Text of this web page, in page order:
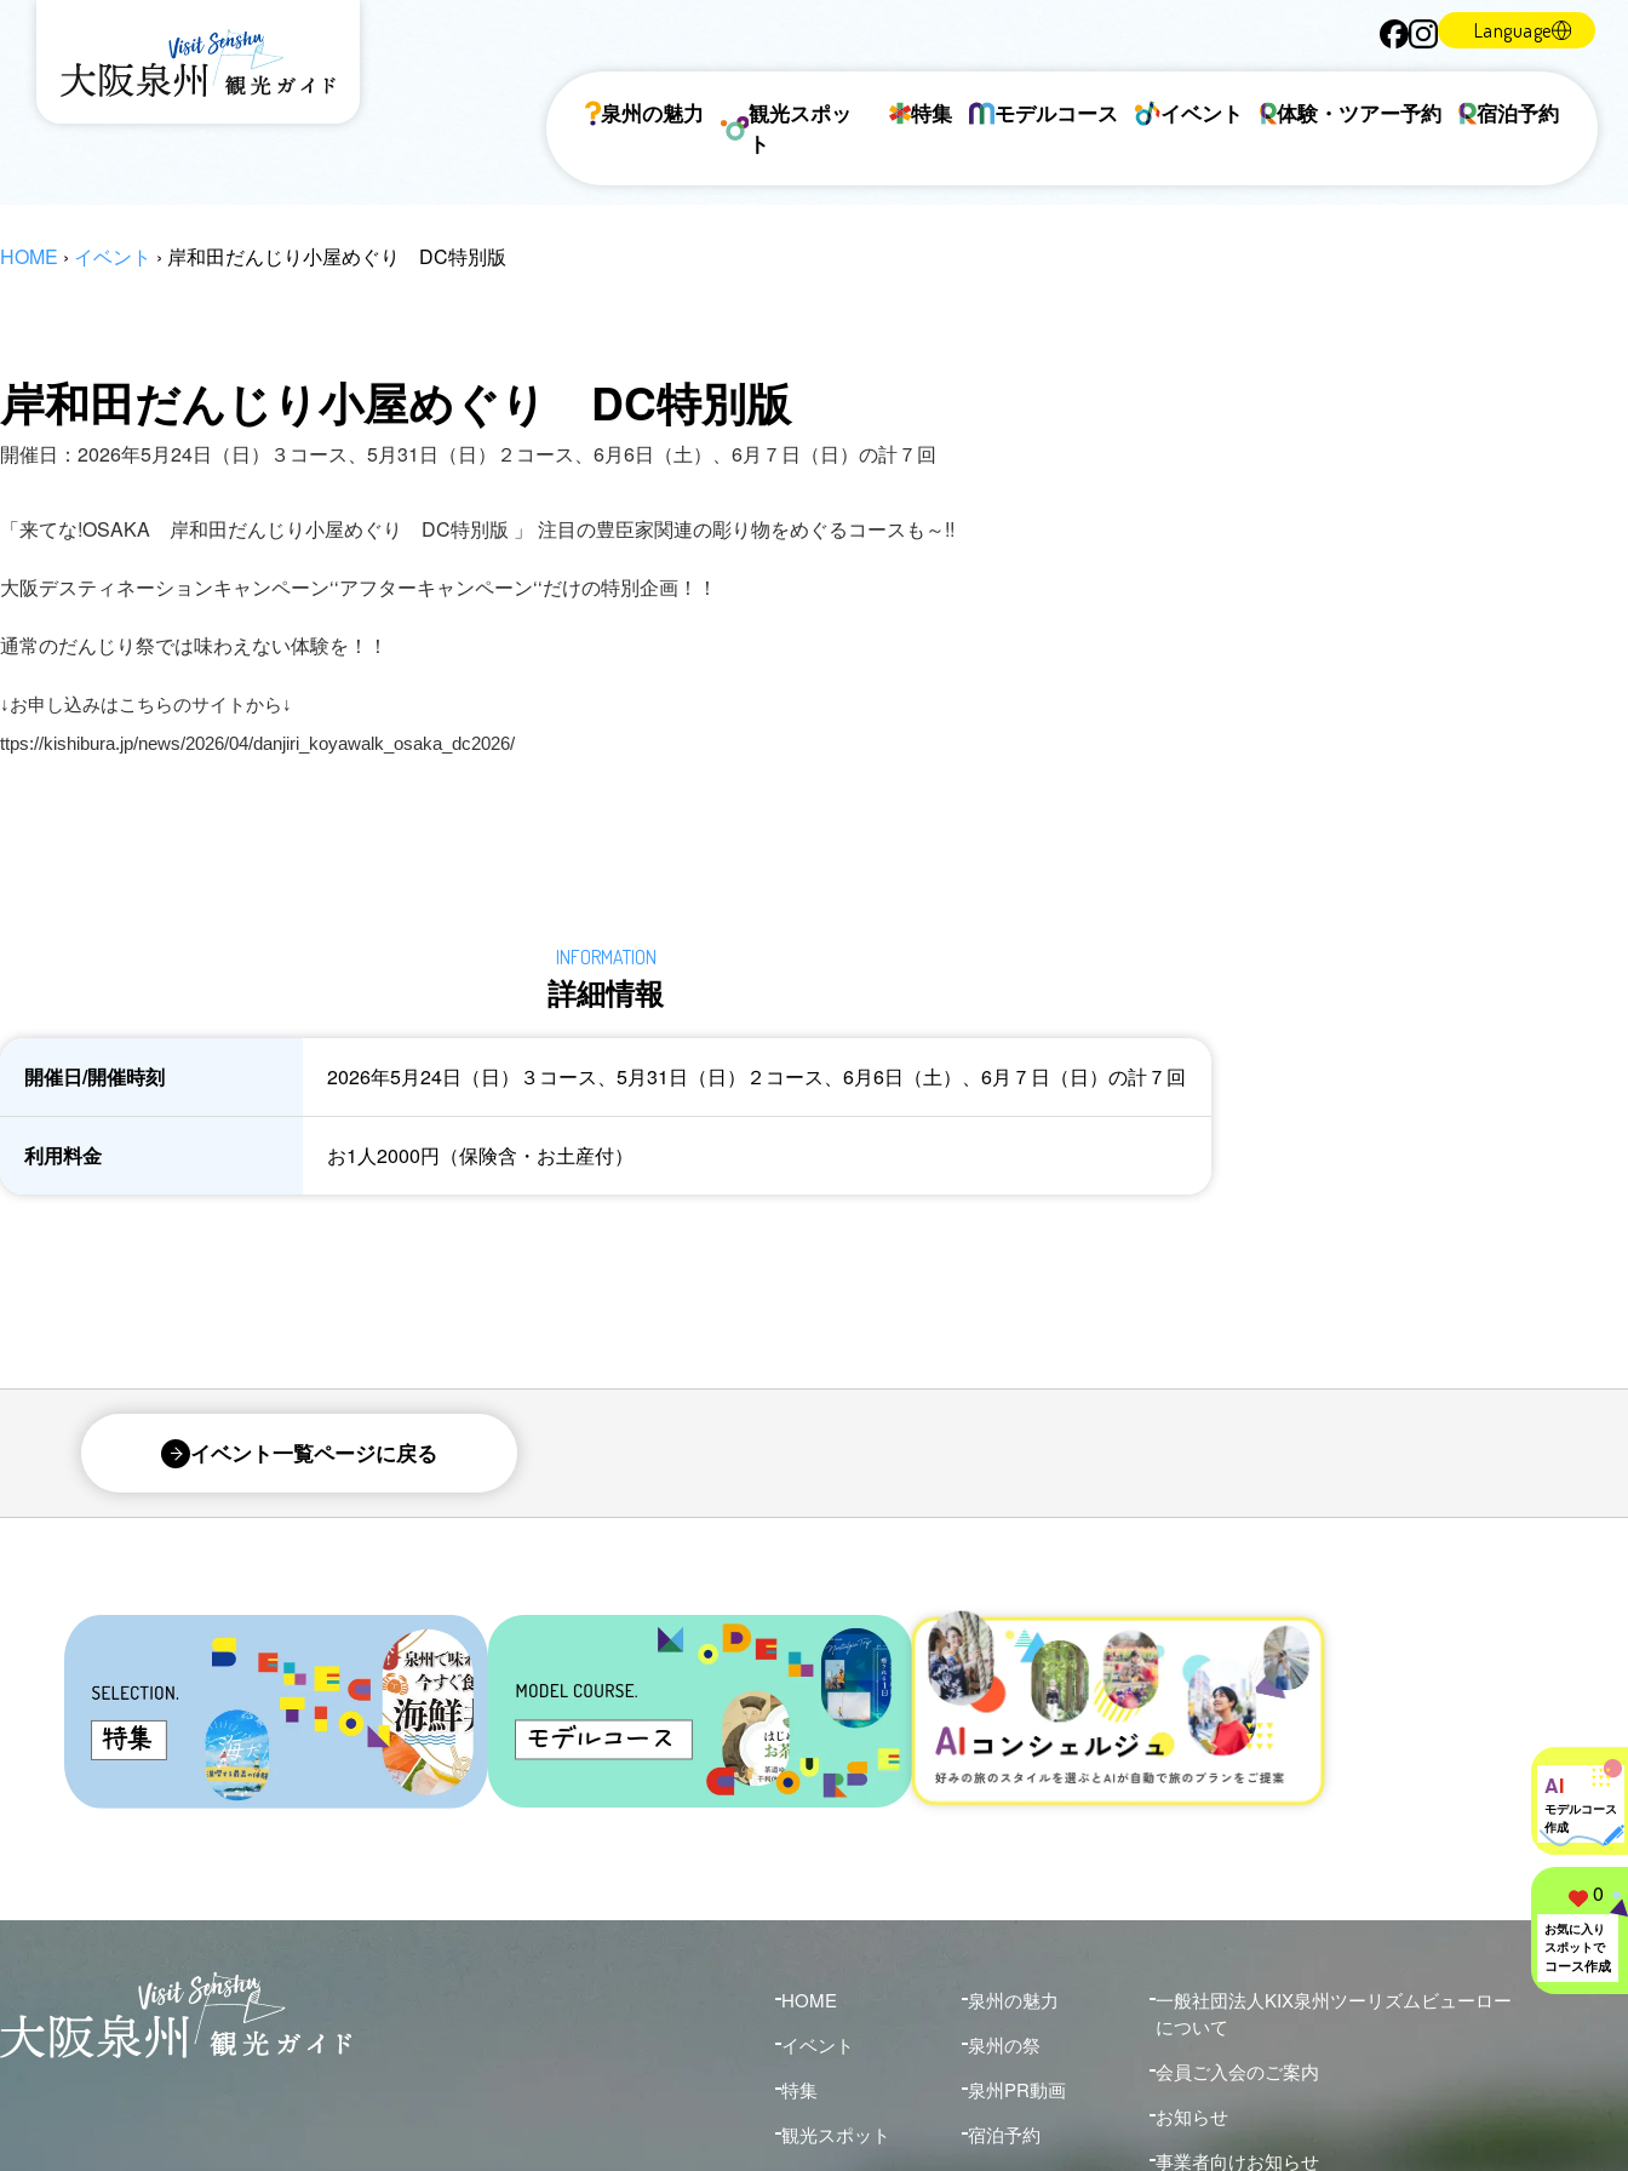
Language
泉州の魅力
観光スポッ
ト
特集 モデルコース イベント 体験・ツアー予約 宿泊予約
HOME › イベント › 岸和田だんじり小屋めぐり DC特別版
岸和田だんじり小屋めぐり DC特別版
開催日：2026年5月24日（日）３コース、5月31日（日）２コース、6月6日（土）、6月７日（日）の計７回
「来てな!OSAKA 岸和田だんじり小屋めぐり DC特別版 」 注目の豊臣家関連の彫り物をめぐるコースも～!!
大阪デスティネーションキャンペーン‘‘アフターキャンペーン‘‘だけの特別企画！！
通常のだんじり祭では味わえない体験を！！
↓お申し込みはこちらのサイトから↓
ttps://kishibura.jp/news/2026/04/danjiri_koyawalk_osaka_dc2026/
詳細情報
開催日/開催時刻 2026年5月24日（日）３コース、5月31日（日）２コース、6月6日（土）、6月７日（日）の計７回
利用料金 お1人2000円（保険含・お土産付）
イベント一覧ページに戻る
AI
モデルコース
作成
0
お気に入り
スポットで
コース作成
HOME
イベント
特集
観光スポット
泉州の魅力
泉州の祭
泉州PR動画
宿泊予約
一般社団法人KIX泉州ツーリズムビューロー
について
会員ご入会のご案内
お知らせ
事業者向けお知らせ